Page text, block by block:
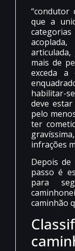
“condutor
que a
mais de
exceda a
habilitar-
deve
pelo
ter
infrações
Depois
passo é
para
caminhão